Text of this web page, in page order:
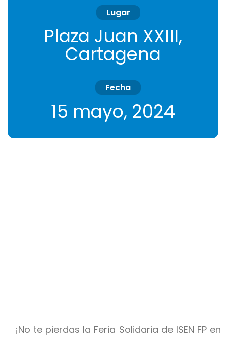
Lugar
Plaza Juan XXIII,
Cartagena
Fecha
15 mayo, 2024
¡No te pierdas la Feria Solidaria de ISEN FP en